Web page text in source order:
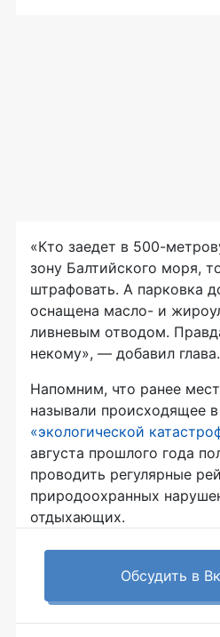
«Кто заедет в 500-
зону Балтийского моря,
штрафовать. А парковка
оснащена масло- и
ливневым отводом.
некому», — добавил глава.
Напомним, что ранее
называли происходящее
«экологической
августа прошлого года
проводить регулярные
природоохранных
отдыхающих.
Обсудить в